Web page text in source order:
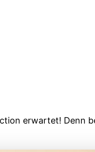
erwartet! Denn